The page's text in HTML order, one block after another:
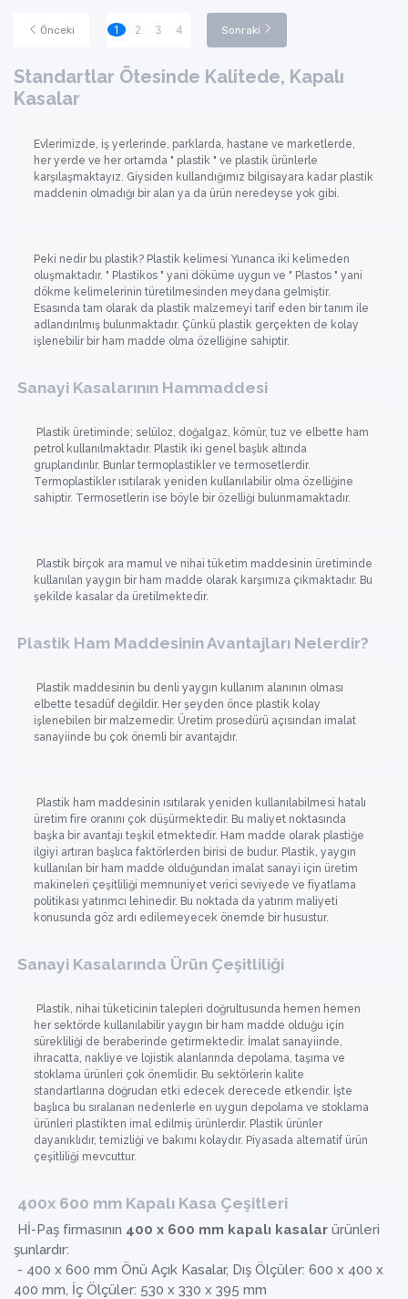
Önceki 1 2 3 4 Sonraki
Standartlar Ötesinde Kalitede, Kapalı
Kasalar
Evlerimizde, iş yerlerinde, parklarda, hastane ve marketlerde,
her yerde ve her ortamda " plastik " ve plastik ürünlerle
karşılaşmaktayız. Giysiden kullandığımız bilgisayara kadar plastik
maddenin olmadığı bir alan ya da ürün neredeyse yok gibi.
Peki nedir bu plastik? Plastik kelimesi Yunanca iki kelimeden
oluşmaktadır. " Plastikos " yani döküme uygun ve " Plastos " yani
dökme kelimelerinin türetilmesinden meydana gelmiştir.
Esasında tam olarak da plastik malzemeyi tarif eden bir tanım ile
adlandırılmış bulunmaktadır. Çünkü plastik gerçekten de kolay
işlenebilir bir ham madde olma özelliğine sahiptir.
Sanayi Kasalarının Hammaddesi
Plastik üretiminde; selüloz, doğalgaz, kömür, tuz ve elbette ham
petrol kullanılmaktadır. Plastik iki genel başlık altında
gruplandırılır. Bunlar termoplastikler ve termosetlerdir.
Termoplastikler ısıtılarak yeniden kullanılabilir olma özelliğine
sahiptir. Termosetlerin ise böyle bir özelliği bulunmamaktadır.
Plastik birçok ara mamul ve nihai tüketim maddesinin üretiminde
kullanılan yaygın bir ham madde olarak karşımıza çıkmaktadır. Bu
şekilde kasalar da üretilmektedir.
Plastik Ham Maddesinin Avantajları Nelerdir?
Plastik maddesinin bu denli yaygın kullanım alanının olması
elbette tesadüf değildir. Her şeyden önce plastik kolay
işlenebilen bir malzemedir. Üretim prosedürü açısından imalat
sanayiinde bu çok önemli bir avantajdır.
Plastik ham maddesinin ısıtılarak yeniden kullanılabilmesi hatalı
üretim fire oranını çok düşürmektedir. Bu maliyet noktasında
başka bir avantajı teşkil etmektedir. Ham madde olarak plastiğe
ilgiyi artıran başlıca faktörlerden birisi de budur. Plastik, yaygın
kullanılan bir ham madde olduğundan imalat sanayi için üretim
makineleri çeşitliliği memnuniyet verici seviyede ve fiyatlama
politikası yatırımcı lehinedir. Bu noktada da yatırım maliyeti
konusunda göz ardı edilemeyecek önemde bir husustur.
Sanayi Kasalarında Ürün Çeşitliliği
Plastik, nihai tüketicinin talepleri doğrultusunda hemen hemen
her sektörde kullanılabilir yaygın bir ham madde olduğu için
sürekliliği de beraberinde getirmektedir. İmalat sanayiinde,
ihracatta, nakliye ve lojistik alanlarında depolama, taşıma ve
stoklama ürünleri çok önemlidir. Bu sektörlerin kalite
standartlarına doğrudan etki edecek derecede etkendir. İşte
başlıca bu sıralanan nedenlerle en uygun depolama ve stoklama
ürünleri plastikten imal edilmiş ürünlerdir. Plastik ürünler
dayanıklıdır, temizliği ve bakımı kolaydır. Piyasada alternatif ürün
çeşitliliği mevcuttur.
400x 600 mm Kapalı Kasa Çeşitleri
Hİ-Paş firmasının 400 x 600 mm kapalı kasalar ürünleri
şunlardır:
- 400 x 600 mm Önü Açık Kasalar, Dış Ölçüler: 600 x 400 x
400 mm, İç Ölçüler: 530 x 330 x 395 mm